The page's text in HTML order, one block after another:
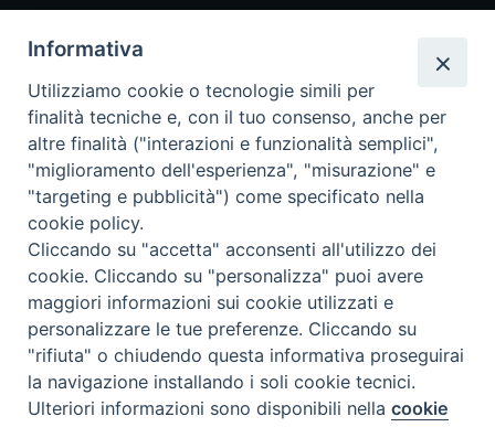
Caritas Internationalis
TV 2000
Inblu 2000
Avvenire
Sir
Scarp de’ Tenis
Newsletter
ISCRIVITI ALLA NEWSLETTER
Informativa
Utilizziamo cookie o tecnologie simili per
finalità tecniche e, con il tuo consenso, anche per
altre finalità ("interazioni e funzionalità semplici",
"miglioramento dell'esperienza", "misurazione" e
"targeting e pubblicità") come specificato nella
cookie policy.
Cliccando su "accetta" acconsenti all'utilizzo dei
cookie. Cliccando su "personalizza" puoi avere
maggiori informazioni sui cookie utilizzati e
personalizzare le tue preferenze. Cliccando su
"rifiuta" o chiudendo questa informativa proseguirai
la navigazione installando i soli cookie tecnici.
Ulteriori informazioni sono disponibili nellacookie